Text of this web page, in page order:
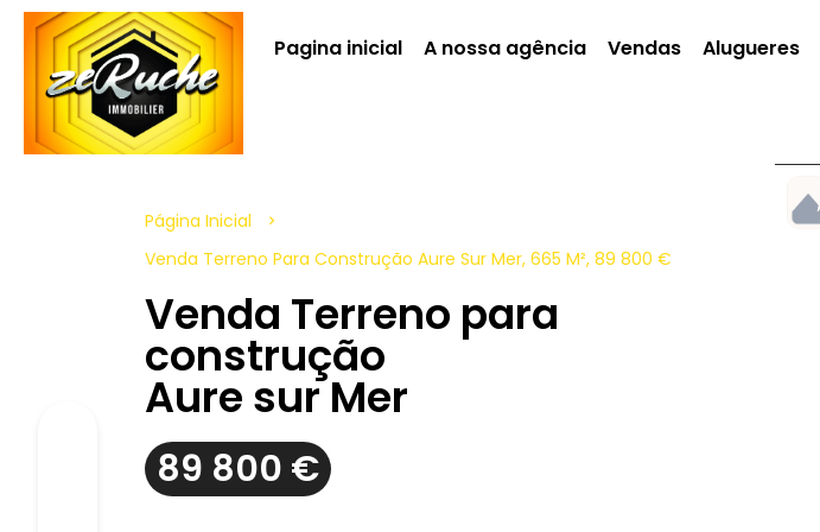
Pagina inicial A nossa agência Vendas Alugueres
Página Inicial
Venda Terreno Para Construção Aure Sur Mer, 665 M², 89 800 €
Venda Terreno para
construção
Aure sur Mer
89 800 €